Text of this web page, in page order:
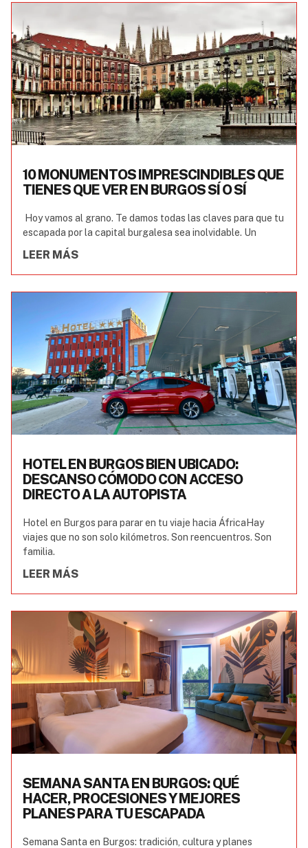
10 MONUMENTOS IMPRESCINDIBLES QUE
TIENES QUE VER EN BURGOS SÍ O SÍ
Hoy vamos al grano. Te damos todas las claves para que tu
escapada por la capital burgalesa sea inolvidable. Un
LEER MÁS
HOTEL EN BURGOS BIEN UBICADO:
DESCANSO CÓMODO CON ACCESO
DIRECTO A LA AUTOPISTA
Hotel en Burgos para parar en tu viaje hacia ÁfricaHay
viajes que no son solo kilómetros. Son reencuentros. Son
familia.
LEER MÁS
SEMANA SANTA EN BURGOS: QUÉ
HACER, PROCESIONES Y MEJORES
PLANES PARA TU ESCAPADA
Semana Santa en Burgos: tradición, cultura y planes